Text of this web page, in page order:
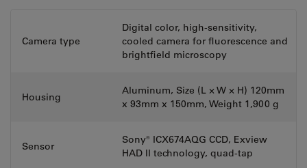
Camera type
Digital color, high-sensitivity,
cooled camera for fluorescence and
brightfield microscopy
Housing
Aluminum, Size (L × W × H) 120mm
x 93mm x 150mm, Weight 1,900 g
Sensor
Sony® ICX674AQG CCD, Exview
HAD II technology, quad-tap